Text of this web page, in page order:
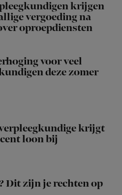
krijgen
vergoeding na
oproepdiensten
voor veel
deze zomer
krijgt
loon bij
Dit zijn je rechten op